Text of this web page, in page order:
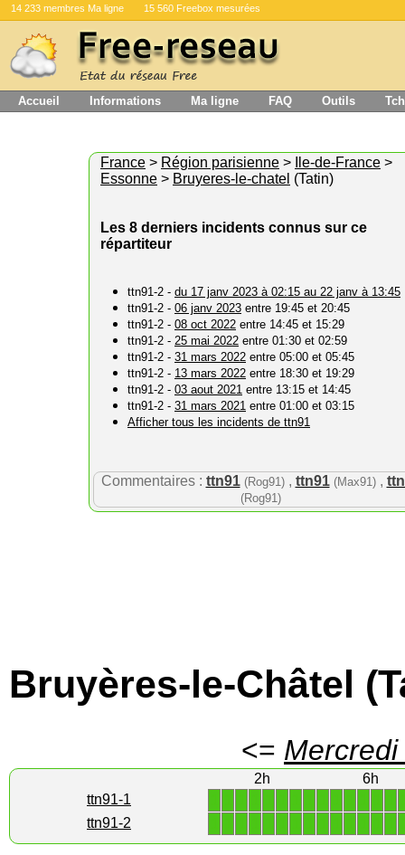
14 233 membres Ma ligne 15 560 Freebox mesurées
Accueil Informations Ma ligne FAQ Outils
France > Région parisienne > Ile-de-France >
Essonne > Bruyeres-le-chatel (Tatin)
Les 8 derniers incidents connus sur ce
répartiteur
ttn91-2 - du 17 janv 2023 à 02:15 au 22 janv à 13:45
ttn91-2 - 06 janv 2023 entre 19:45 et 20:45
ttn91-2 - 08 oct 2022 entre 14:45 et 15:29
ttn91-2 - 25 mai 2022 entre 01:30 et 02:59
ttn91-2 - 31 mars 2022 entre 05:00 et 05:45
ttn91-2 - 13 mars 2022 entre 18:30 et 19:29
ttn91-2 - 03 aout 2021 entre 13:15 et 14:45
ttn91-2 - 31 mars 2021 entre 01:00 et 03:15
Afficher tous les incidents de ttn91
Commentaires : ttn91 (Rog91), ttn91 (Max91),
(Rog91)
Bruyères-le-Châtel
<=
2h
6h
ttn91-1
ttn91-2